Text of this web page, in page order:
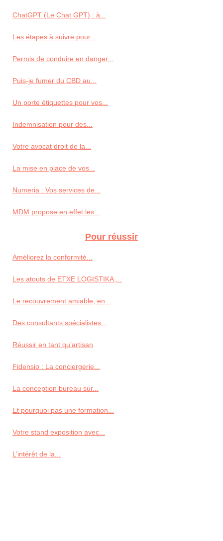
ChatGPT (Le Chat GPT) : à...
Les étapes à suivre pour...
Permis de conduire en danger...
Puis-je fumer du CBD au...
Un porte étiquettes pour vos...
Indemnisation pour des...
Votre avocat droit de la...
La mise en place de vos...
Numeria : Vos services de...
MDM propose en effet les...
Pour réussir
Améliorez la conformité...
Les atouts de ETXE LOGISTIKA,...
Le recouvrement amiable, en...
Des consultants spécialistes...
Réussir en tant qu’artisan
Fidensio : La conciergerie...
La conception bureau sur...
Et pourquoi pas une formation...
Votre stand exposition avec...
L’intérêt de la...